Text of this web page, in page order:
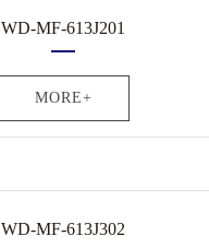
WD-MF-613J201
MORE+
WD-MF-613J302